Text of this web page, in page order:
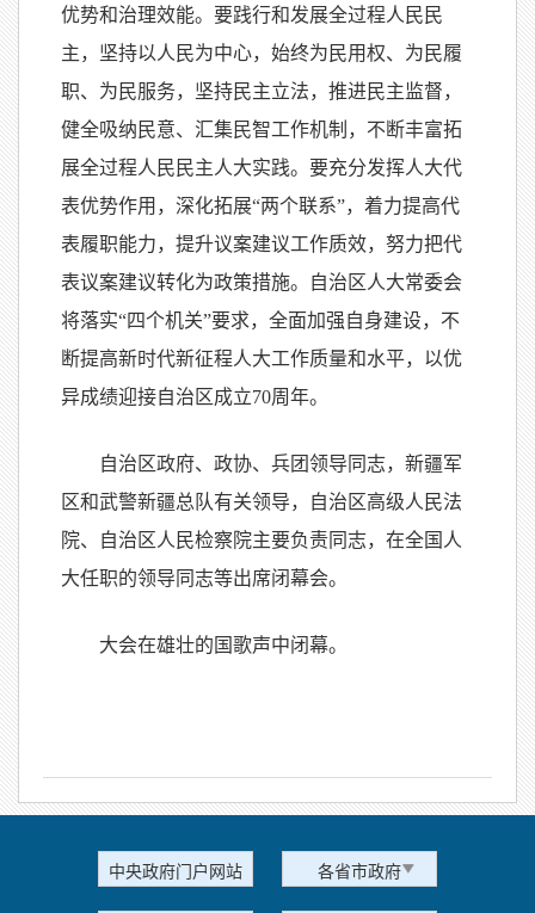
优势和治理效能。要践行和发展全过程人民民
主，坚持以人民为中心，始终为民用权、为民履
职、为民服务，坚持民主立法，推进民主监督，
健全吸纳民意、汇集民智工作机制，不断丰富拓
展全过程人民民主人大实践。要充分发挥人大代
表优势作用，深化拓展“两个联系”，着力提高代
表履职能力，提升议案建议工作质效，努力把代
表议案建议转化为政策措施。自治区人大常委会
将落实“四个机关”要求，全面加强自身建设，不
断提高新时代新征程人大工作质量和水平，以优
异成绩迎接自治区成立70周年。
自治区政府、政协、兵团领导同志，新疆军
区和武警新疆总队有关领导，自治区高级人民法
院、自治区人民检察院主要负责同志，在全国人
大任职的领导同志等出席闭幕会。
大会在雄壮的国歌声中闭幕。
中央政府门户网站 各省市政府